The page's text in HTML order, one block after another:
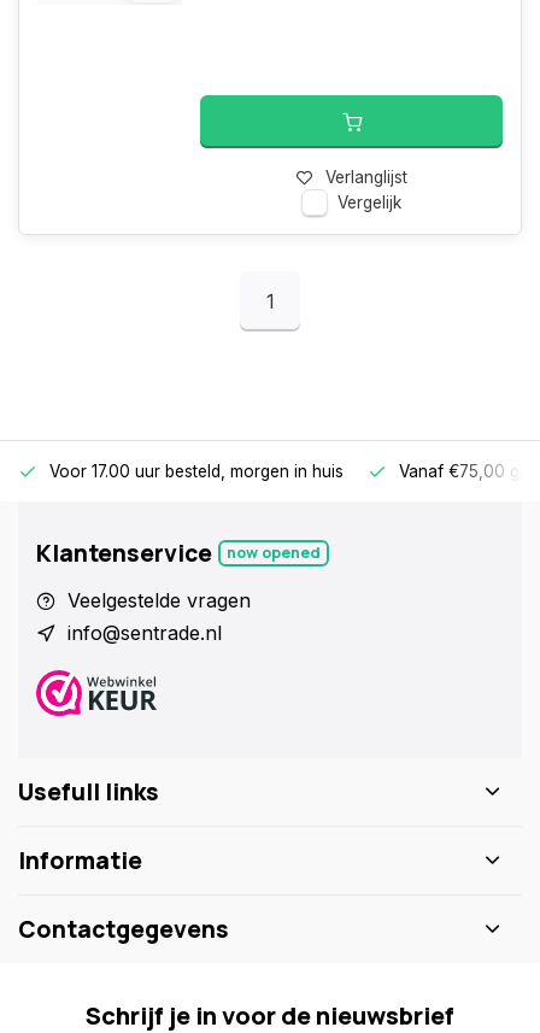
Verlanglijst
Vergelijk
1
Voor 17.00 uur besteld, morgen in huis Vanaf €75,00
Klantenservice now opened
Veelgestelde vragen
info@sentrade.nl
Usefull links
Informatie
Contactgegevens
Schrijf je in voor de nieuwsbrief